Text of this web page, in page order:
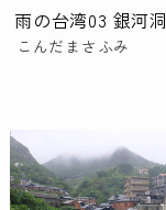
雨の台湾03 銀河洞
こんだまさふみ